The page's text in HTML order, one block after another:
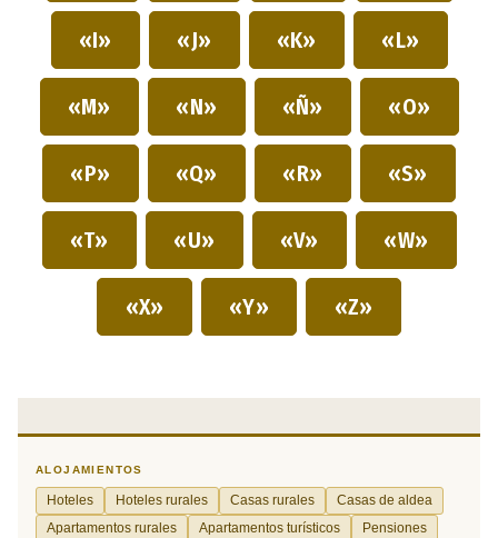
«I» «J» «K» «L»
«M» «N» «Ñ» «O»
«P» «Q» «R» «S»
«T» «U» «V» «W»
«X» «Y» «Z»